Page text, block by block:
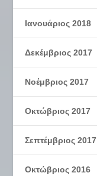
Ιανουάριος 2018
Δεκέμβριος 2017
Νοέμβριος 2017
Οκτώβριος 2017
Σεπτέμβριος 2017
Οκτώβριος 2016